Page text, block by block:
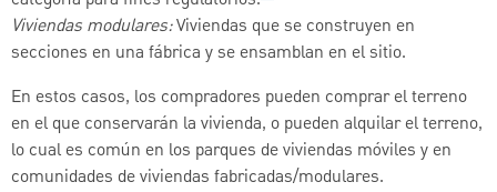
Viviendas modulares:Viviendas que se construyen en
secciones en una fábrica y se ensamblan en el sitio.
En estos casos, los compradores pueden comprar el terreno
en el que conservarán la vivienda, o pueden alquilar el terreno,
lo cual es común en los parques de viviendas móviles y en
comunidades de viviendas fabricadas/modulares.